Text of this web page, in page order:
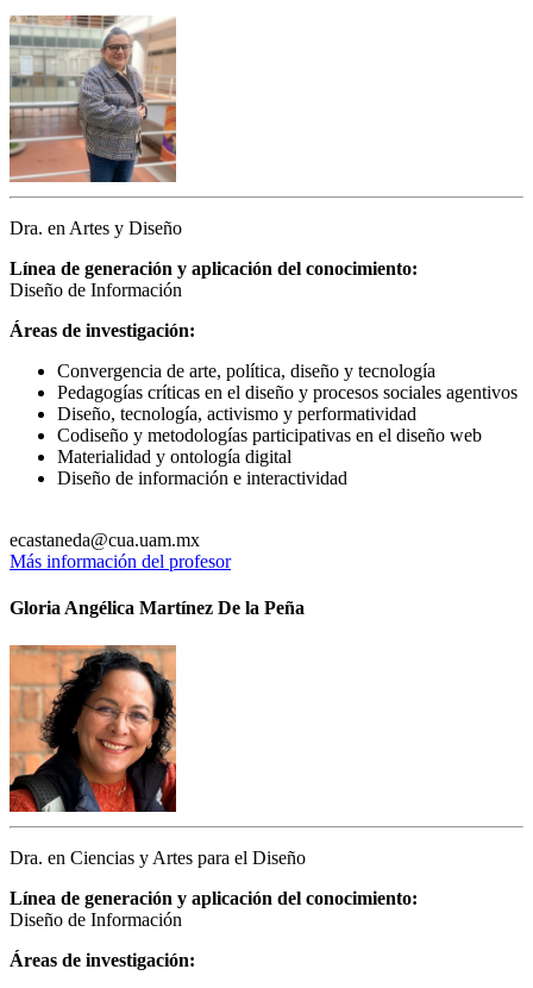
Dra. en Artes y Diseño
Línea de generación y aplicación del conocimiento:
Diseño de Información
Áreas de investigación:
Convergencia de arte, política, diseño y tecnología
Pedagogías críticas en el diseño y procesos sociales agentivos
Diseño, tecnología, activismo y performatividad
Codiseño y metodologías participativas en el diseño web
Materialidad y ontología digital
Diseño de información e interactividad
ecastaneda@cua.uam.mx
Más información del profesor
Gloria Angélica Martínez De la Peña
Dra. en Ciencias y Artes para el Diseño
Línea de generación y aplicación del conocimiento:
Diseño de Información
Áreas de investigación: